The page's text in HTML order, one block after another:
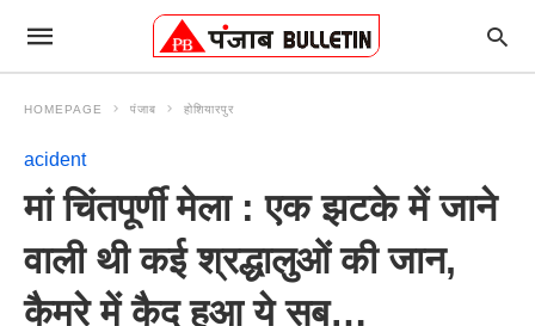
HOMEPAGE पंजाब होशियारपुर
acident
मां चिंतपूर्णी मेला : एक झटके में जाने
वाली थी कई श्रद्धालुओं की जान,
कैमरे में कैद हुआ ये सब…